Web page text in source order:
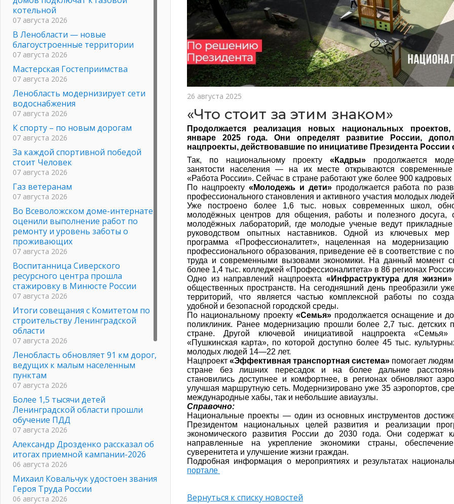
26 августа 2025
«Что стоит за этим знаком»
Продолжается реализация новых национальных
январе 2025 года. Они определят развитие России,
нацпроекты, действовавшие по инициативе Президента России
Так, по национальному проекту«Кадры» продолжается
занятости населения — на их месте открываются
«Работа России». Сейчас в стране работают уже более 900
По нацпроекту «Молодежь и дети»продолжается работа по
профессионального становления и активного участия молодых
Уже построено более 1,6 тыс. новых современных школ,
молодёжных центров для общения, работы и полезного досуга,
молодёжных лабораторий, где молодые ученые ведут
руководством опытных наставников. Одной из ключевых мер
программа «Профессионалитет», нацеленная на модернизацию
профессионального образования, приведение её в соответствие с
труда и современными вызовами экономики. На данный момент
более 1,4 тыс. колледжей «Профессионалитета» в 86 регионах
Одно из направлений нацпроекта «Инфраструктура для жизни»
общественных пространств. На сегодняшний день преобразили
территорий, что является частью комплексной работы по
удобной и безопасной городской среды.
По национальному проекту «Семья»продолжается оснащение и
поликлиник. Ранее модернизацию прошли более 2,7 тыс. детских
стране. Другой ключевой инициативой нацпроекта «Семья»
«Пушкинская карта», по которой доступно более 45 тыс.
молодых людей 14—22 лет.
Нацпроект«Эффективная транспортная система» помогает
стране без лишних пересадок и на более дальние
становились доступнее и комфортнее, в регионах обновляют
улучшая маршрутную сеть. Модернизировано уже 35 аэропортов,
международные хабы, так и небольшие авиаузлы.
Справочно:
Национальные проекты — один из основных инструментов
Президентом национальных целей развития и реализации
экономического развития России до 2030 года. Они содержат
направленные на укрепление экономики страны, обеспечение
суверенитета и улучшение жизни граждан.
Подробная информация о мероприятиях и результатах
портале
Вернуться к списку новостей
котельной
07 августа 2026
В Ленобласти — новые
благоустроенные территории
07 августа 2026
Мастерская Гостеприимства
07 августа 2026
Ленобласть модернизирует сети
водоснабжения
07 августа 2026
К спорту – по новым дорогам
07 августа 2026
За каждой спортивной победой
стоит Человек
07 августа 2026
Газ ветеранам
07 августа 2026
Во Всеволожском доме-интернате
оценили выполнение работ по
ремонту и уровень заботы о
проживающих
07 августа 2026
Воспитанница Сиверского
ресурсного центра прошла
стажировку в Минюсте России
07 августа 2026
Итоги совещания с Комитетом по
строительству Ленинградской
области
07 августа 2026
Ленобласть обновляет 91 км дорог,
ведущих к малым населенным
пунктам
07 августа 2026
Более 1,5 тысячи детей
Ленинградской области прошли
обучение ПДД
07 августа 2026
Александр Дрозденко рассказал об
итогах приемной кампании-2026
06 августа 2026
Михаил Ковальчук удостоен звания
Героя Труда России
06 августа 2026